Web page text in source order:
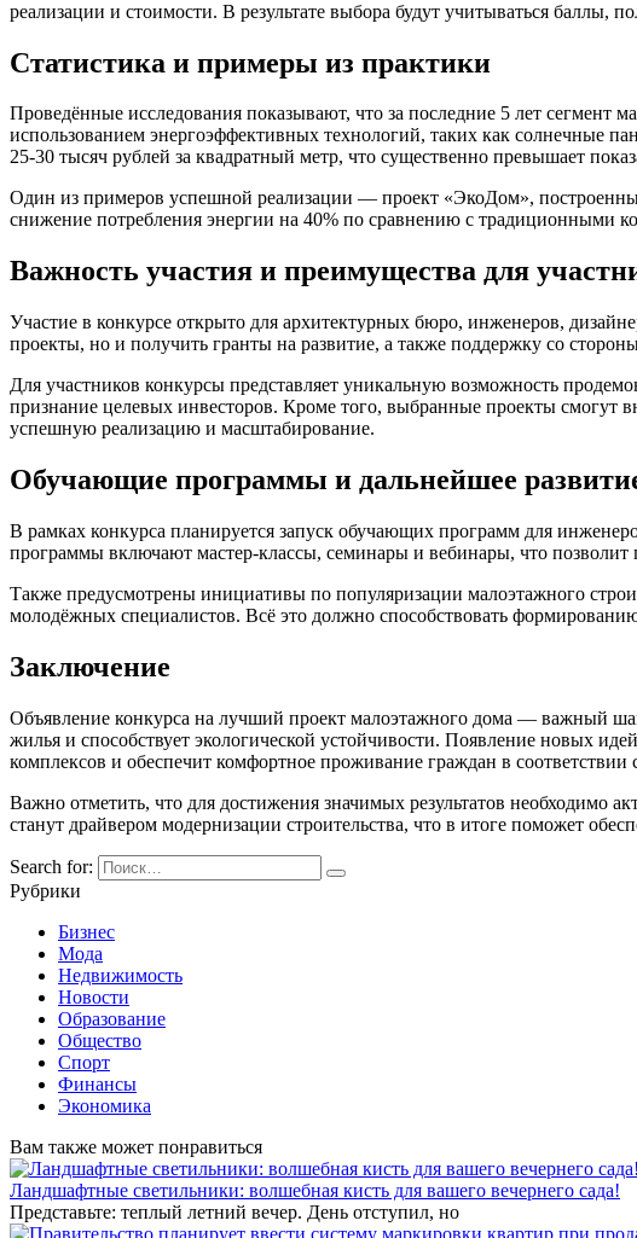
реализации и стоимости. В результате выбора будут учитываться баллы,
Статистика и примеры из практики
Проведённые исследования показывают, что за последние 5 лет сегмент
использованием энергоэффективных технологий, таких как солнечные
25-30 тысяч рублей за квадратный метр, что существенно превышает
Один из примеров успешной реализации — проект «ЭкоДом»,
снижение потребления энергии на 40% по сравнению с традиционными
Важность участия и преимущества для
Участие в конкурсе открыто для архитектурных бюро, инженеров,
проекты, но и получить гранты на развитие, а также поддержку со
Для участников конкурсы представляет уникальную возможность
признание целевых инвесторов. Кроме того, выбранные проекты смогут
успешную реализацию и масштабирование.
Обучающие программы и дальнейшее
В рамках конкурса планируется запуск обучающих программ для
программы включают мастер-классы, семинары и вебинары, что
Также предусмотрены инициативы по популяризации малоэтажного
молодёжных специалистов. Всё это должно способствовать
Заключение
Объявление конкурса на лучший проект малоэтажного дома — важный
жилья и способствует экологической устойчивости. Появление новых
комплексов и обеспечит комфортное проживание граждан в
Важно отметить, что для достижения значимых результатов необходимо
станут драйвером модернизации строительства, что в итоге поможет
Search for:
Рубрики
Бизнес
Мода
Недвижимость
Новости
Образование
Общество
Спорт
Финансы
Экономика
Вам также может понравиться
Ландшафтные светильники: волшебная кисть для вашего вечернего сада!
Представьте: теплый летний вечер. День отступил, но